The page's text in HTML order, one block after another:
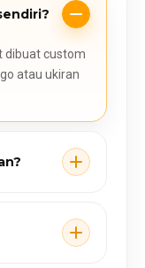
dibuat custom
atau ukiran